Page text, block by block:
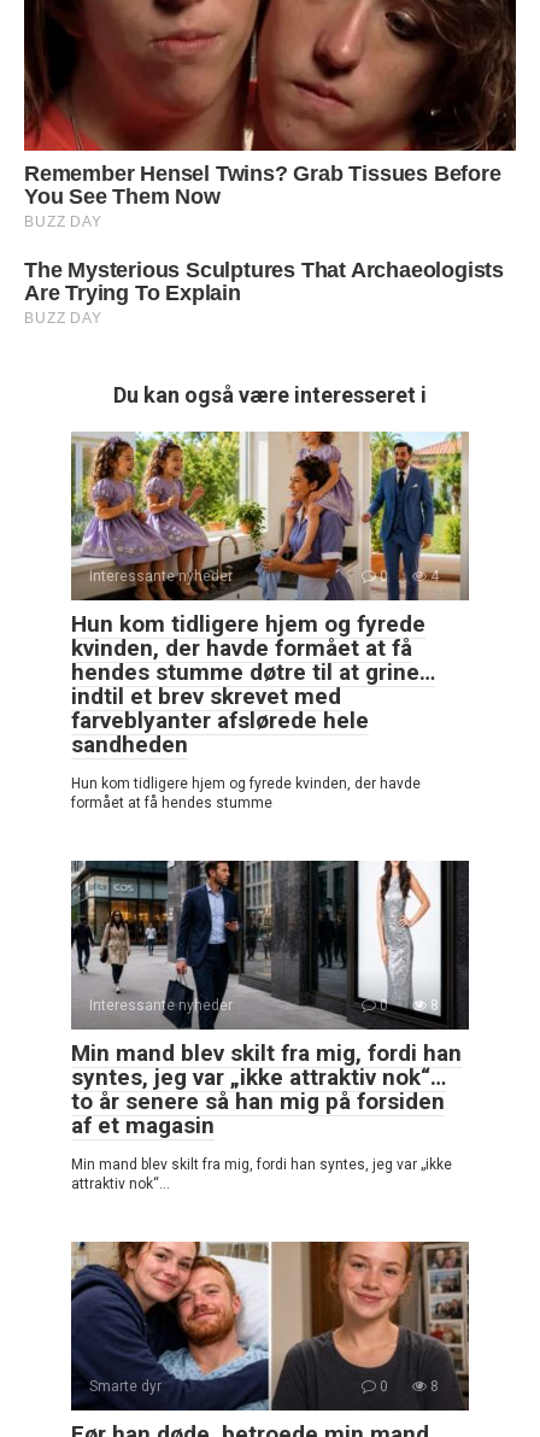
Du kan også være interesseret i
Interessante nyheder 0 4
Hun kom tidligere hjem og fyrede
kvinden, der havde formået at få
hendes stumme døtre til at grine…
indtil et brev skrevet med
farveblyanter afslørede hele
sandheden
Hun kom tidligere hjem og fyrede kvinden, der havde
formået at få hendes stumme
Interessante nyheder 0 8
Min mand blev skilt fra mig, fordi han
syntes, jeg var „ikke attraktiv nok“…
to år senere så han mig på forsiden
af et magasin
Min mand blev skilt fra mig, fordi han syntes, jeg var „ikke
attraktiv nok“…
Smarte dyr 0 8